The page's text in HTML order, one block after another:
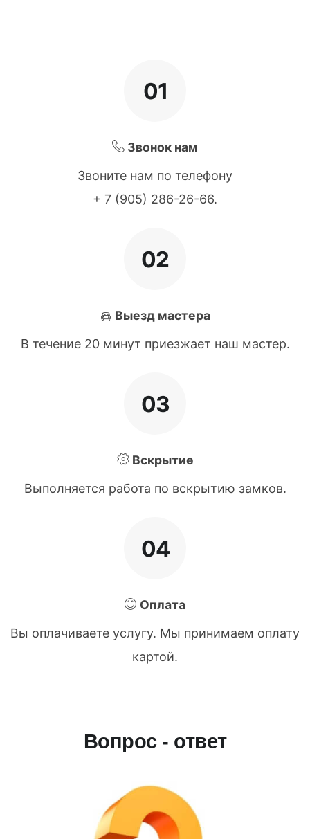
01
Звонок нам
Звоните нам по телефону
+ 7 (905) 286-26-66.
02
Выезд мастера
В течение 20 минут приезжает наш мастер.
03
Вскрытие
Выполняется работа по вскрытию замков.
04
Оплата
Вы оплачиваете услугу. Мы принимаем оплату
картой.
Вопрос - ответ